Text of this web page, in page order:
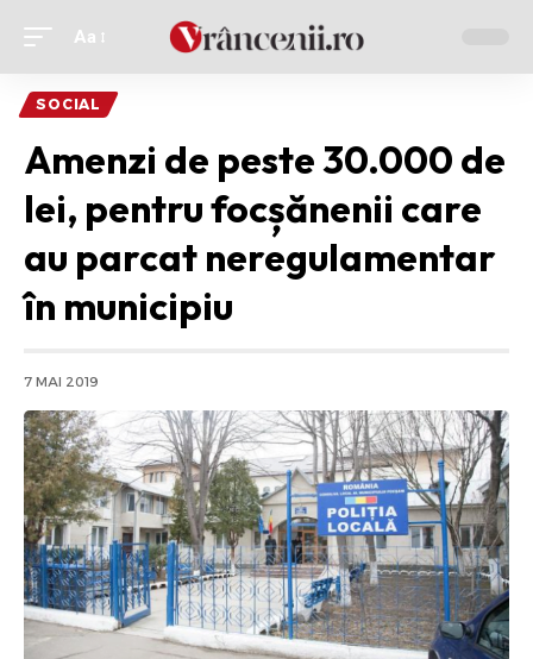
Ajustor
font
Aa
SOCIAL
Amenzi de peste 30.000 de
lei, pentru focșănenii care
au parcat neregulamentar
în municipiu
7 MAI 2019